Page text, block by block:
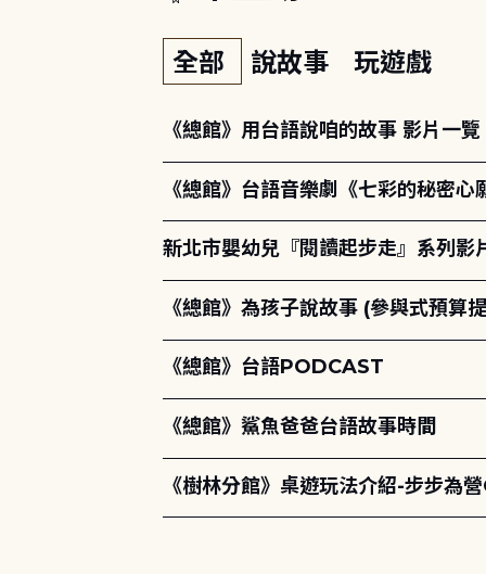
全部 說故事 玩遊戲
《總館》用台語說咱的故事 影片一覽
《總館》台語音樂劇《七彩的秘密心
新北市嬰幼兒『閱讀起步走』系列影
《總館》為孩子說故事 (參與式預算
《總館》台語PODCAST
《總館》鯊魚爸爸台語故事時間
《樹林分館》桌遊玩法介紹-步步為